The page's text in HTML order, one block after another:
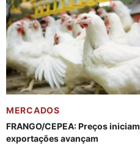
MERCADOS
FRANGO/CEPEA: Preços
exportações avançam